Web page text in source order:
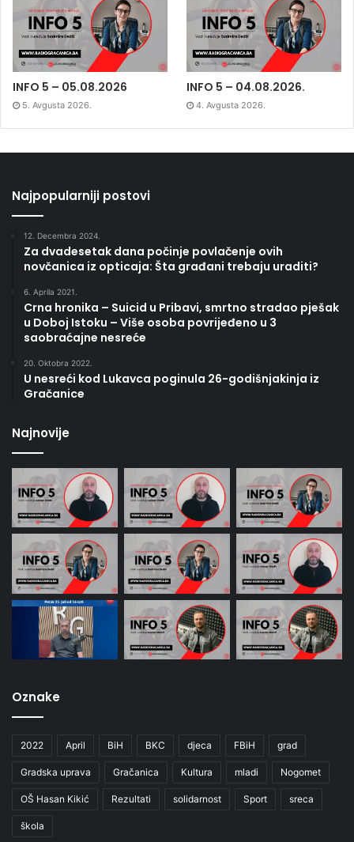
INFO 5 – 05.08.2026
5. Avgusta 2026.
INFO 5 – 04.08.2026.
4. Avgusta 2026.
Najpopularniji postovi
12. Decembra 2024.
Za dvadesetak dana počinje povlačenje ovih
novčanica iz opticaja: Šta građani trebaju uraditi?
6. Aprila 2021.
Crna hronika – Suicid u Pribavi, smrtno stradao pješak
u Doboj Istoku – Više osoba povrijeđeno u 3
saobraćajne nesreće
20. Oktobra 2022.
U nesreći kod Lukavca poginula 26-godišnjakinja iz
Gračanice
Najnovije
Oznake
2022 April BiH BKC djeca FBiH grad
Gradska uprava Gračanica Kultura mladi Nogomet
OŠ Hasan Kikić Rezultati solidarnost Sport sreca
škola